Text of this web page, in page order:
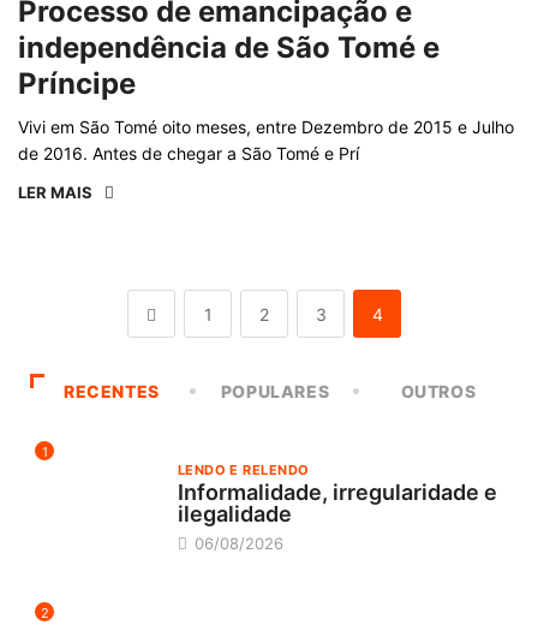
Processo de emancipação e
independência de São Tomé e
Príncipe
Vivi em São Tomé oito meses, entre Dezembro de 2015 e Julho
de 2016. Antes de chegar a São Tomé e Prí
LER MAIS
1 2 3 4
RECENTES POPULARES OUTROS
1
LENDO E RELENDO
Informalidade, irregularidade e
ilegalidade
06/08/2026
2